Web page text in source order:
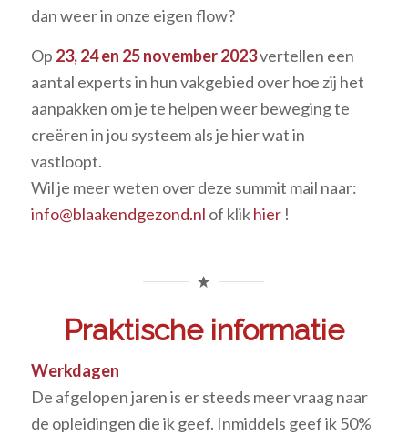
dan weer in onze eigen flow?
Op 23, 24 en 25 november 2023vertellen een
aantal experts in hun vakgebied over hoe zij het
aanpakken om je te helpen weer beweging te
creëren in jou systeem als je hier wat in
vastloopt.
Wil je meer weten over deze summit mail naar:
info@blaakendgezond.nl of klikhier!
Praktische informatie
Werkdagen
De afgelopen jaren is er steeds meer vraag naar
de opleidingen die ik geef. Inmiddels geef ik 50%